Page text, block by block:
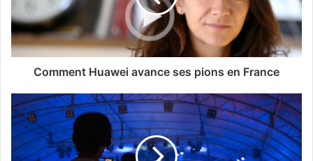
Comment Huawei avance ses pions en France